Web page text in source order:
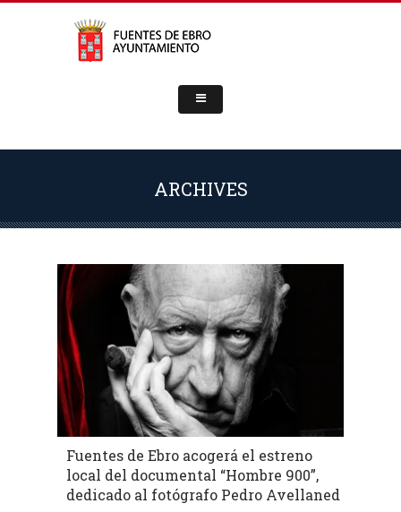
ARCHIVES
Fuentes de Ebro acogerá el estreno
local del documental “Hombre 900”,
dedicado al fotógrafo Pedro Avellaned